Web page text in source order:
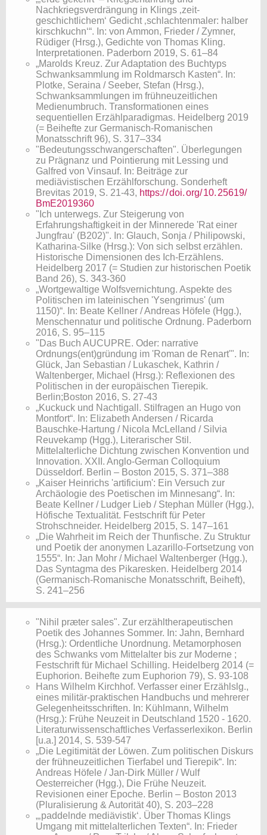
Nachkriegsverdrängung in Klings ‚zeit-
geschichtlichem‘ Gedicht ‚schlachtenmaler: halber
kirschkuchn‘“. In: von Ammon, Frieder / Zymner,
Rüdiger (Hrsg.), Gedichte von Thomas Kling.
Interpretationen. Paderborn 2019, S. 61–84
„Marolds Kreuz. Zur Adaptation des Buchtyps
Schwanksammlung im Roldmarsch Kasten“. In:
Plotke, Seraina / Seeber, Stefan (Hrsg.),
Schwanksammlungen im frühneuzeitlichen
Medienumbruch. Transformationen eines
sequentiellen Erzählparadigmas. Heidelberg 2019
(= Beihefte zur Germanisch-Romanischen
Monatsschrift 96), S. 317–334
​"Bedeutungsschwangerschaften". Überlegungen
zu Prägnanz und Pointierung mit Lessing und
Galfred von Vinsauf. In: Beiträge zur
mediävistischen Erzählforschung. Sonderheft
Brevitas 2019, S. 21-43, https://doi.org/10. 25619/
BmE2019360
"​Ich unterwegs. Zur Steigerung von
Erfahrungshaftigkeit in der Minnerede 'Rat einer
Jungfrau' (B202)". In: Glauch, Sonja / Philipowski,
Katharina-Silke (Hrsg.): Von sich selbst erzählen.
Historische Dimensionen des Ich-Erzählens.
Heidelberg 2017 (= Studien zur historischen Poetik
Band 26), S. 343-360
„Wortgewaltige Wolfsvernichtung. Aspekte des
Politischen im lateinischen 'Ysengrimus' (um
1150)“. In: Beate Kellner / Andreas Höfele (Hgg.),
Menschennatur und politische Ordnung. Paderborn
2016, S. 95–115
​"Das Buch AUCUPRE. Oder: narrative
Ordnungs(ent)gründung im 'Roman de Renart'". In:
Glück, Jan Sebastian / Lukaschek, Kathrin /
Waltenberger, Michael (Hrsg.): Reflexionen des
Politischen in der europäischen Tierepik.
Berlin;Boston 2016, S. 27-43
„Kuckuck und Nachtigall. Stilfragen an Hugo von
Montfort“. In: Elizabeth Andersen / Ricarda
Bauschke-Hartung / Nicola McLelland / Silvia
Reuvekamp (Hgg.), Literarischer Stil.
Mittelalterliche Dichtung zwischen Konvention und
Innovation. XXII. Anglo-German Colloquium
Düsseldorf. Berlin – Boston 2015, S. 371–388
„Kaiser Heinrichs 'artificium': Ein Versuch zur
Archäologie des Poetischen im Minnesang“. In:
Beate Kellner / Ludger Lieb / Stephan Müller (Hgg.),
Höfische Textualität. Festschrift für Peter
Strohschneider. Heidelberg 2015, S. 147–161
„Die Wahrheit im Reich der Thunfische. Zu Struktur
und Poetik der anonymen Lazarillo-Fortsetzung von
1555“. In: Jan Mohr / Michael Waltenberger (Hgg.),
Das Syntagma des Pikaresken. Heidelberg 2014
(Germanisch-Romanische Monatsschrift, Beiheft),
S. 241–256
​"Nihil præter sales". Zur erzähltherapeutischen
Poetik des Johannes Sommer. In: Jahn, Bernhard
(Hrsg.): Ordentliche Unordnung. Metamorphosen
des Schwanks vom Mittelalter bis zur Moderne ;
Festschrift für Michael Schilling. Heidelberg 2014 (=
Euphorion. Beihefte zum Euphorion 79), S. 93-108
​Hans Wilhelm Kirchhof. Verfasser einer Erzählslg.,
eines militär-praktischen Handbuchs und mehrerer
Gelegenheitsschriften. In: Kühlmann, Wilhelm
(Hrsg.): Frühe Neuzeit in Deutschland 1520 - 1620.
Literaturwissenschaftliches Verfasserlexikon. Berlin
[u.a.] 2014, S. 539-547
„Die Legitimität der Löwen. Zum politischen Diskurs
der frühneuzeitlichen Tierfabel und Tierepik“. In:
Andreas Höfele / Jan-Dirk Müller / Wulf
Oesterreicher (Hgg.), Die Frühe Neuzeit.
Revisionen einer Epoche. Berlin – Boston 2013
(Pluralisierung & Autorität 40), S. 203–228
„‚paddelnde mediävistik‘. Über Thomas Klings
Umgang mit mittelalterlichen Texten“. In: Frieder